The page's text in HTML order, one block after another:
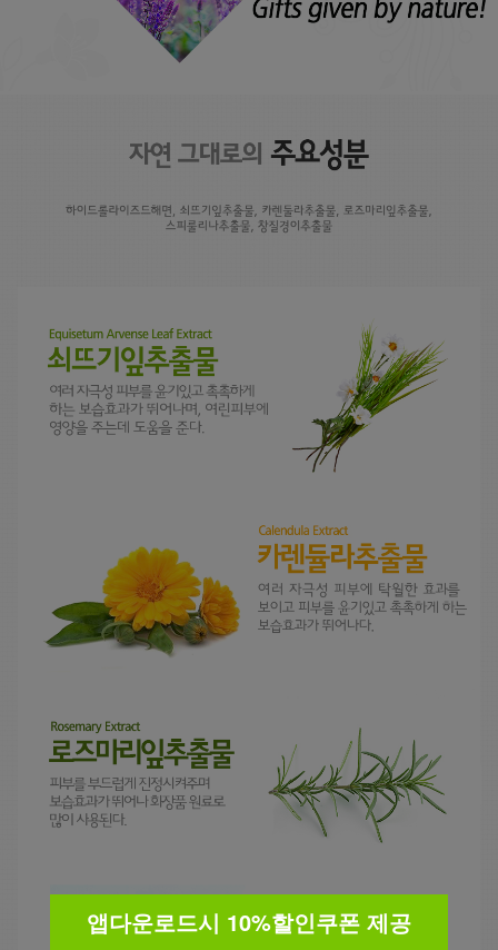
앱다운로드시 10%할인쿠폰 제공